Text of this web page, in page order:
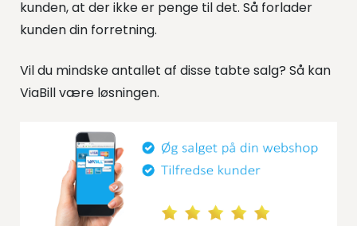
kunden, at der ikke er penge til det. Så forlader
kunden din forretning.
Vil du mindske antallet af disse tabte salg? Så kan
ViaBill være løsningen.